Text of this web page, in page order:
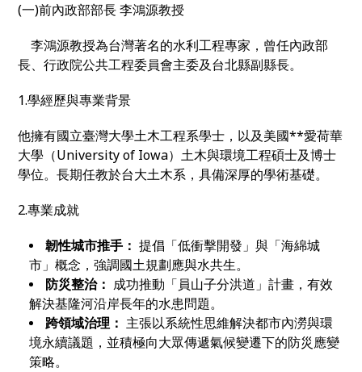
(一)前內政部部長 李鴻源教授
李鴻源教授為台灣著名的水利工程專家，曾任內政部
長、行政院公共工程委員會主委及台北縣副縣長。
1.學經歷與專業背景
他擁有國立臺灣大學土木工程系學士，以及美國**愛荷華
大學（University of Iowa）土木與環境工程碩士及博士
學位。長期任教於台大土木系，具備深厚的學術基礎。
2.專業成就
韌性城市推手： 提倡「低衝擊開發」與「海綿城
市」概念，強調國土規劃應與水共生。
防災整治： 成功推動「員山子分洪道」計畫，有效
解決基隆河沿岸長年的水患問題。
跨領域治理： 主張以系統性思維解決都市內澇與環
境永續議題，並積極向大眾傳遞氣候變遷下的防災應變
策略。